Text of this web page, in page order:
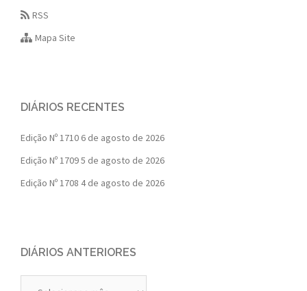
RSS
Mapa Site
DIÁRIOS RECENTES
Edição Nº 1710 6 de agosto de 2026
Edição Nº 17095 de agosto de 2026
Edição Nº 1708 4 de agosto de 2026
DIÁRIOS ANTERIORES